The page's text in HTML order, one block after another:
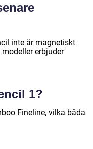
inte är magnetiskt
erbjuder
1?
Fineline, vilka båda